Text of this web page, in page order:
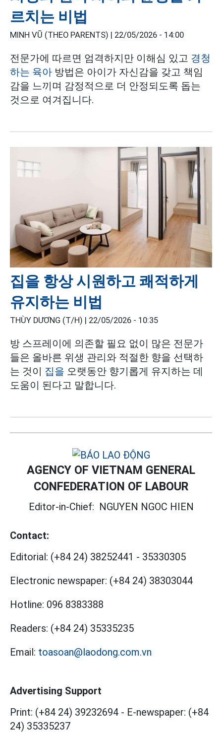
르치는 비법
MINH VŨ (THEO PARENTS) | 22/05/2026 - 14:00
전문가에 따르면 엄격하지만 이해심 있고 경청
하는 육아 방법은 아이가 자신감을 갖고 책임
감을 느끼며 감정적으로 더 안정되도록 돕는
것으로 여겨집니다.
집을 항상 시원하고 쾌적하게
유지하는 비법
THÙY DƯƠNG (T/H) | 22/05/2026 - 10:35
방 스프레이에 의존할 필요 없이 많은 전문가
들은 올바른 위생 관리와 적절한 향을 선택하
는 것이 집을 오랫동안 향기롭게 유지하는 데
도움이 된다고 말합니다.
AGENCY OF VIETNAM GENERAL
CONFEDERATION OF LABOUR
Editor-in-Chief: NGUYEN NGOC HIEN
Contact:
Editorial: (+84 24) 38252441 - 35330305
Electronic newspaper: (+84 24) 38303044
Hotline: 096 8383388
Readers: (+84 24) 35335235
Email: toasoan@laodong.com.vn
Advertising Support
Print: (+84 24) 39232694 - E-newspaper: (+84
24) 35335237